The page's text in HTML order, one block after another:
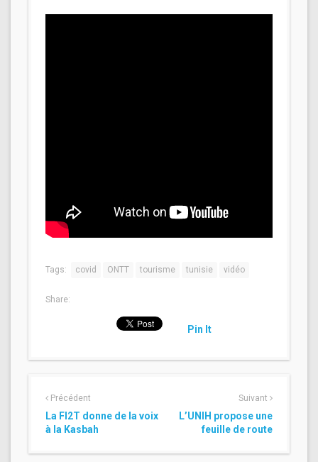
Tags: covid ONTT tourisme tunisie vidéo
Share:
Pin It
Précédent
La FI2T donne de la voix
à la Kasbah
Suivant
L’UNIH propose une
feuille de route